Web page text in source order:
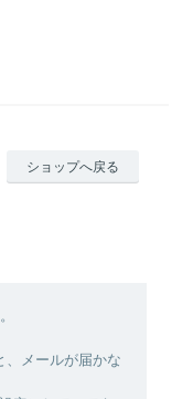
ショップへ戻る
、メールが届かな